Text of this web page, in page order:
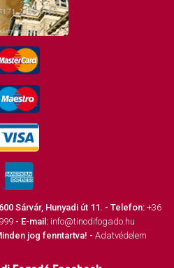
Sárvár, Hunyadi út 11. - Telefon: +36
- E-mail: info@tinodifogado.hu
jog fenntartva! - Adatvédelem